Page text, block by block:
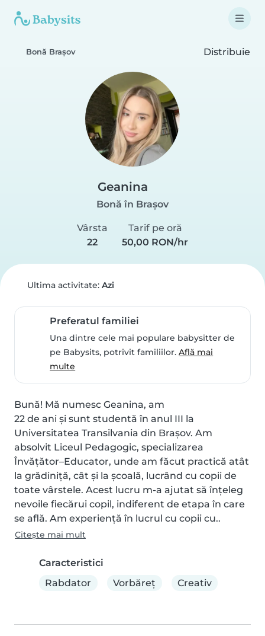
Bonă Brașov Distribuie
Geanina
Bonă în Brașov
Vârsta
22
Tarif pe oră
50,00 RON/hr
Ultima activitate: Azi
Preferatul familiei
Una dintre cele mai populare babysitter de
pe Babysits, potrivit familiilor.Află mai
multe
Bună! Mă numesc Geanina, am
22 de ani și sunt studentă în anul III la
Universitatea Transilvania din Brașov. Am
absolvit Liceul Pedagogic, specializarea
Învățător–Educator, unde am făcut practică atât
la grădiniță, cât și la școală, lucrând cu copii de
toate vârstele. Acest lucru m-a ajutat să înțeleg
nevoile fiecărui copil, indiferent de etapa în care
se află. Am experiență în lucrul cu copii cu..
Citește mai mult
Caracteristici
Rabdator
Vorbăreț Creativ